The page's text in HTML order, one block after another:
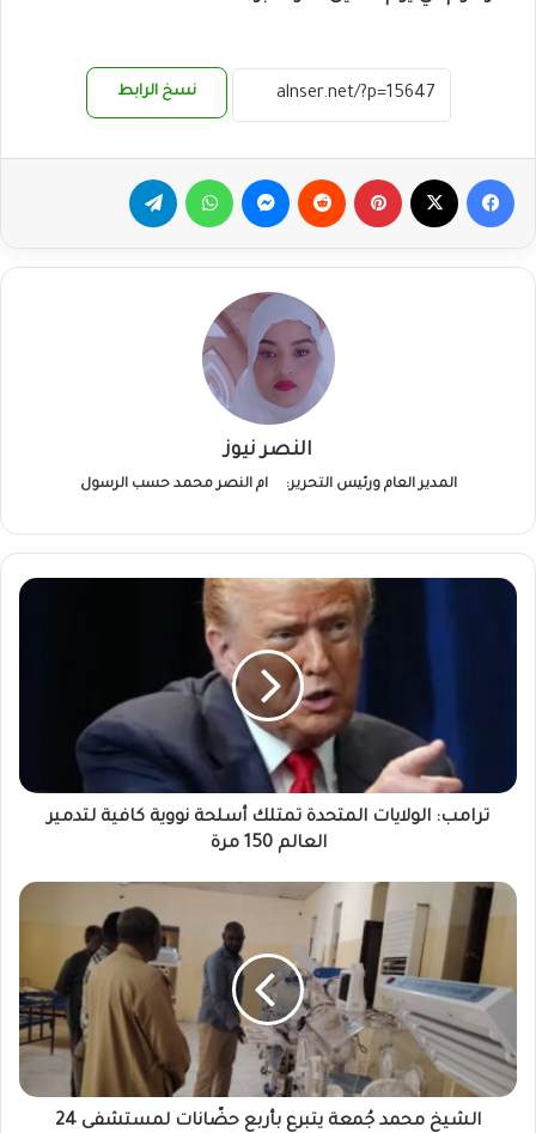
نسخ الرابط
فيسبوك بينتيريست ماسنجر واتساب
النصر نيوز
المدير العام ورئيس التحرير: ام النصر محمد حسب الرسول
ترامب:
العالم
ترامب: الولايات المتحدة تمتلك أسلحة نووية كافية لتدمير
العالم 150 مرة
الشيخ
محمد
جُمعة
بأربع
لمستشفى
24
القرشي
الشيخ محمد جُمعة يتبرع بأربع حضّانات لمستشفى 24